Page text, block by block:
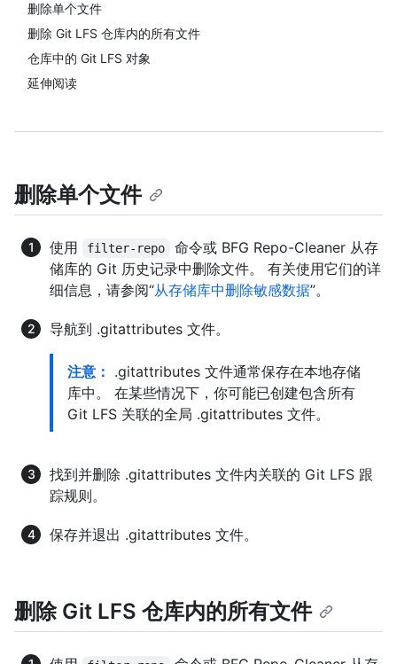
删除单个文件
删除 Git LFS 仓库内的所有文件
仓库中的 Git LFS 对象
延伸阅读
删除单个文件
使用 filter-repo
命令或 BFG Repo-Cleaner 从存
储库的 Git 历史记录中删除文件。 有关使用它们的详
细信息，请参阅“从存储库中删除敏感数据”。
导航到 .gitattributes 文件。
注意： .gitattributes 文件通常保存在本地存储
库中。 在某些情况下，你可能已创建包含所有
Git LFS 关联的全局 .gitattributes 文件。
找到并删除 .gitattributes 文件内关联的 Git LFS 跟
踪规则。
保存并退出 .gitattributes 文件。
删除 Git LFS 仓库内的所有文件